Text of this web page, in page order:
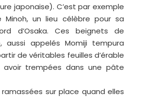
japonaise). C’est par exemple
un lieu célèbre pour sa
d’Osaka. Ces beignets de
aussi appelés Momiji tempura
de véritables feuilles d’érable
avoir trempées dans une pâte
sur place quand elles